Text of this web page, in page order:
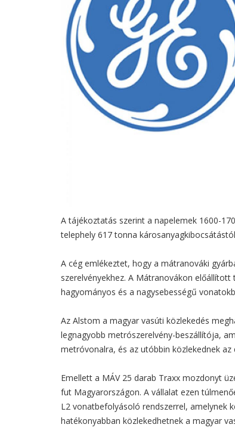
A tájékoztatás szerint a napelemek 1600-
telephely 617 tonna
A cég emlékeztet, hogy a mátranováki
szerelvényekhez. A Mátranovákon
hagyományos és a nagysebességű
Az Alstom a magyar vasúti közlekedés
legnagyobb metrószerelvény-beszállítója,
metróvonalra, és az utóbbin közlekednek
Emellett a MÁV 25 darab Traxx mozdonyt
fut Magyarországon. A vállalat ezen
L2 vonatbefolyásoló rendszerrel, amelynek
hatékonyabban közlekedhetnek a magyar